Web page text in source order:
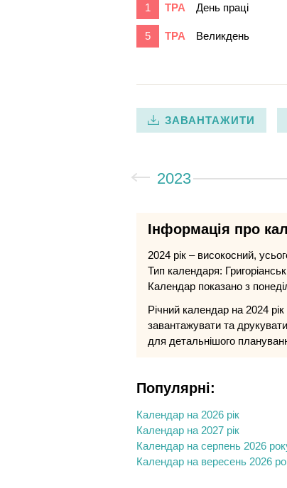
1 ТРА День праці
5 ТРА Великдень
ЗАВАНТАЖИТИ
2023
Інформація про
2024 рік – високосний,
Тип календаря:
Календар показано з
Річний календар на 2024
завантажувати та
для детальнішого
Популярні:
Календар на 2026 рік
Календар на 2027 рік
Календар на серпень 2026
Календар на вересень 2026